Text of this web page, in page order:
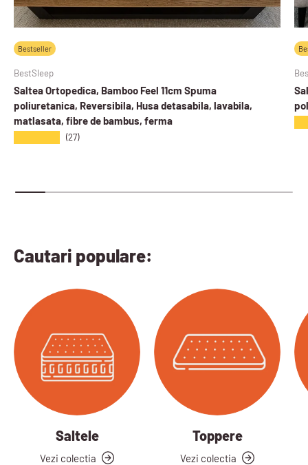
Bestseller
BestSleep
Saltea Ortopedica, Bamboo Feel 11cm Spuma
poliuretanica, Reversibila, Husa detasabila, lavabila,
matlasata, fibre de bambus, ferma
(27)
Cautari populare:
Saltele
Vezi colectia
Toppere
Vezi colectia